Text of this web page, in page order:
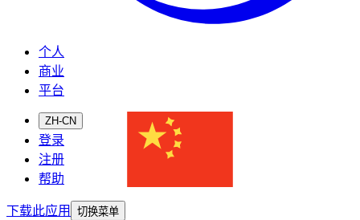
个人
商业
平台
ZH-CN
登录
注册
帮助
下载此应用
切换菜单